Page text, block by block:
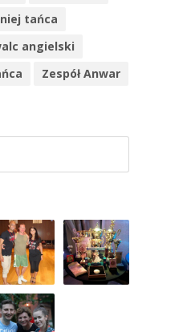
tańca
angielski
Zespół Anwar